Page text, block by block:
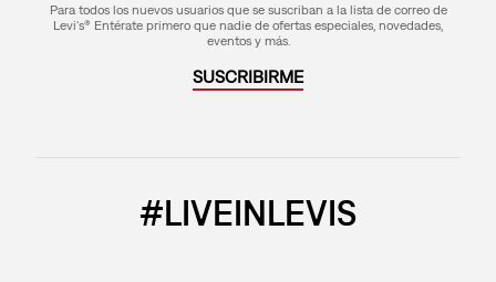
Para todos los nuevos usuarios que se suscriban a la lista de correo de
Levi's® Entérate primero que nadie de ofertas especiales, novedades,
eventos y más.
SUSCRIBIRME
#LIVEINLEVIS